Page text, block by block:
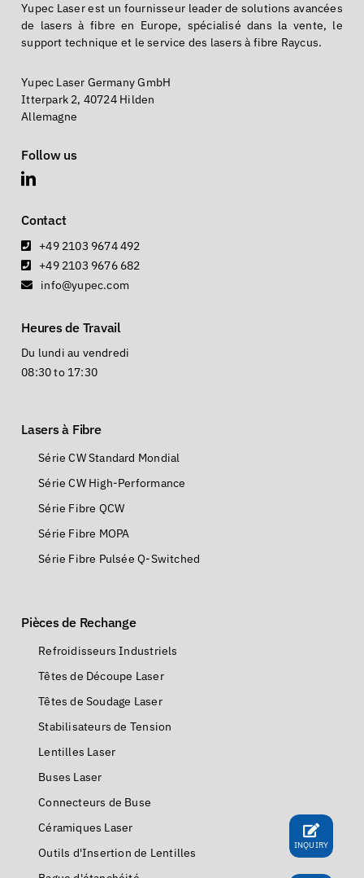
Yupec Laser est un fournisseur leader de solutions avancées
de lasers à fibre en Europe, spécialisé dans la vente, le
support technique et le service des lasers à fibre Raycus.
Yupec Laser Germany GmbH
Itterpark 2, 40724 Hilden
Allemagne
Follow us
Contact
+49 2103 9674 492
+49 2103 9676 682
info@yupec.com
Heures de Travail
Du lundi au vendredi
08:30 to 17:30
Lasers à Fibre
Série CW Standard Mondial
Série CW High-Performance
Série Fibre QCW
Série Fibre MOPA
Série Fibre Pulsée Q-Switched
Pièces de Rechange
Refroidisseurs Industriels
Têtes de Découpe Laser
Têtes de Soudage Laser
Stabilisateurs de Tension
Lentilles Laser
Buses Laser
Connecteurs de Buse
Céramiques Laser
Outils d'Insertion de Lentilles
INQUIRY